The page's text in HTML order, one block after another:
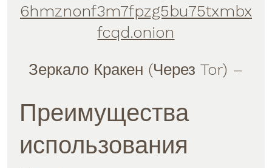
6hmznonf3m7fpzg5bu75txmbx
fcqd.onion
Зеркало Кракен (Через Tor) –
Преимущества
использования